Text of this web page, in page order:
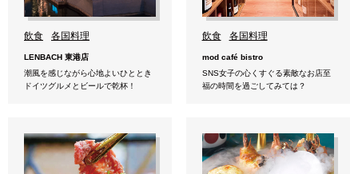
飲食 各国料理
LENBACH 東港店
潮風を感じながら心地よいひととき
ドイツグルメとビールで乾杯！
飲食 各国料理
mod café bistro
SNS女子の心くすぐる素敵なお店至
福の時間を過ごしてみては？